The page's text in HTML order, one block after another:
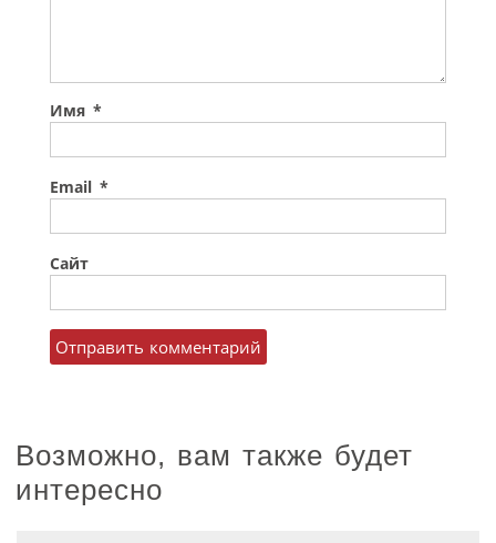
Имя *
Email *
Сайт
Возможно, вам также будет
интересно